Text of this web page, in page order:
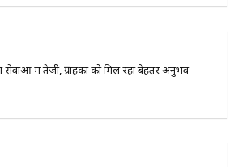
सेवाओं में तेजी, ग्राहकों को मिल रहा बेहतर अनुभव